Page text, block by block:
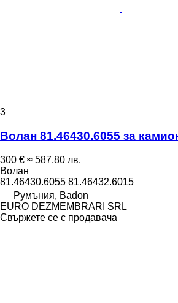
3
Волан 81.46430.6055 за
300 € ≈ 587,80 лв.
Волан
81.46430.6055 81.46432.6015
Румъния, Badon
EURO DEZMEMBRARI SRL
Свържете се с продавача